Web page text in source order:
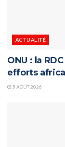
ACTUALITÉ
ONU : la
efforts
5 AOÛT 2026